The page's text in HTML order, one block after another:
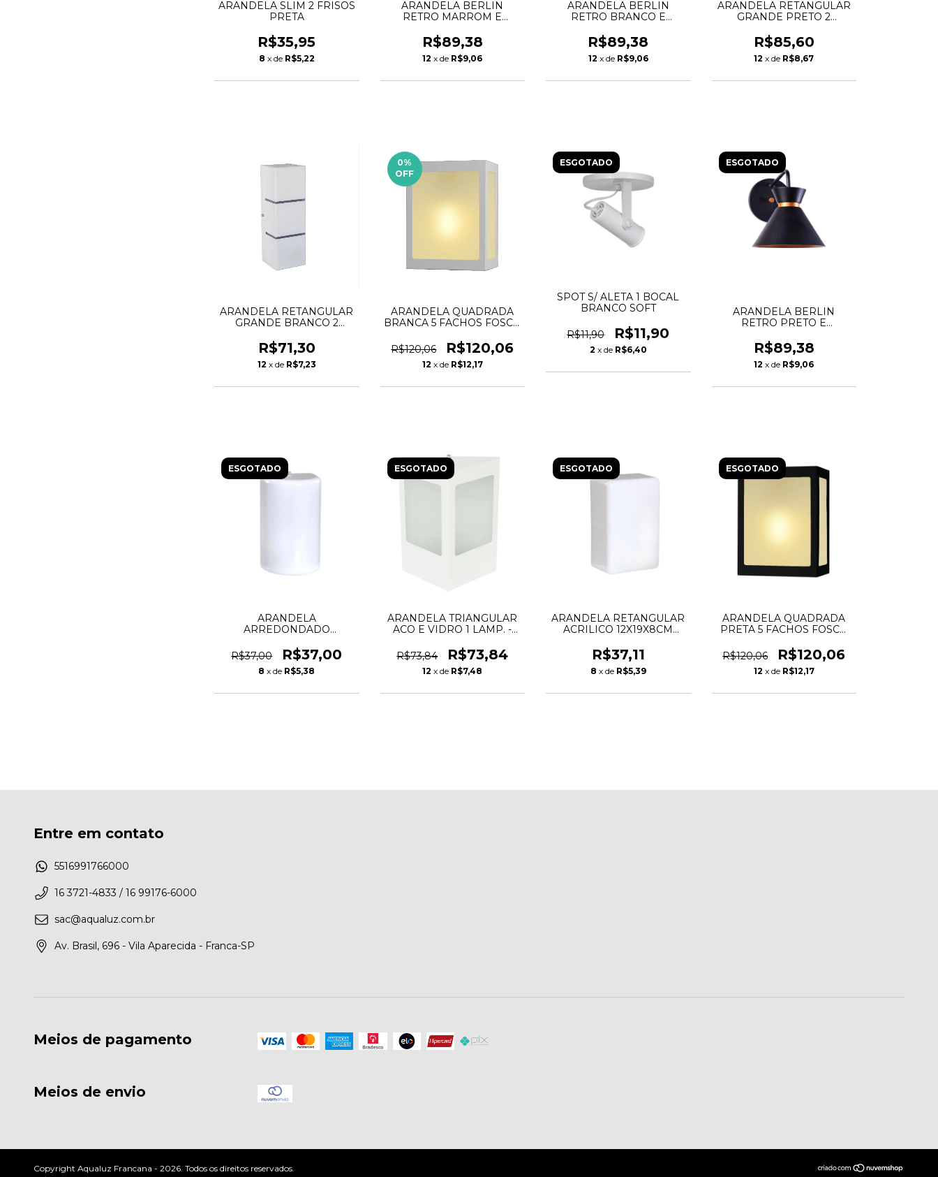
ARANDELA SLIM 2 FRISOS
PRETA
R$35,95
8 x de R$5,22
ARANDELA BERLIN
RETRO MARROM E
R$89,38
12 x de R$9,06
ARANDELA BERLIN
RETRO BRANCO E
R$89,38
12 x de R$9,06
ARANDELA RETANGULAR
GRANDE PRETO 2
R$85,60
12 x de R$8,67
ARANDELA RETANGULAR
GRANDE BRANCO 2
R$71,30
12 x de R$7,23
0%
OFF
ARANDELA QUADRADA
BRANCA 5 FACHOS FOSCO
R$120,06
R$120,06
12 x de R$12,17
ESGOTADO
SPOT S/ ALETA 1 BOCAL
BRANCO SOFT
R$11,90 R$11,90
2 x de R$6,40
ESGOTADO
ARANDELA BERLIN
RETRO PRETO E
R$89,38
12 x de R$9,06
ESGOTADO
ARANDELA
ARREDONDADO
BRANCA
R$37,00 R$37,00
8 x de R$5,38
ESGOTADO
ARANDELA TRIANGULAR
ACO E VIDRO 1 LAMP. -
R$73,84
R$73,84
12 x de R$7,48
ESGOTADO
ARANDELA RETANGULAR
ACRILICO 12X19X8CM
R$37,11
8 x de R$5,39
ESGOTADO
ARANDELA QUADRADA
PRETA 5 FACHOS FOSCO
R$120,06
R$120,06
12 x de R$12,17
Entre em contato
5516991766000
16 3721-4833 / 16 99176-6000
sac@aqualuz.com.br
Av. Brasil, 696 - Vila Aparecida - Franca-SP
Meios de pagamento
Meios de envio
Copyright Aqualuz Francana - 2026. Todos os direitos reservados.